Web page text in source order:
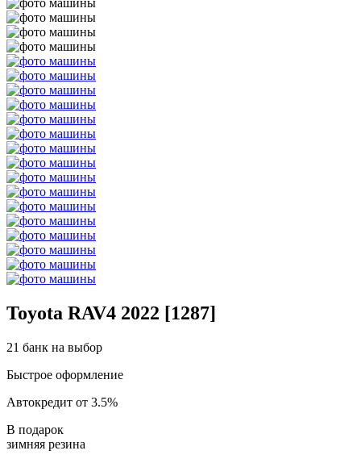
Toyota RAV4 2022 [1287]
21 банк на выбор
Быстрое оформление
Автокредит от 3.5%
В подарок
зимняя резина